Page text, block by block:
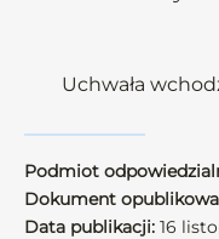
Uchwała
Podmiot
Dokument
Data publikacji: 16